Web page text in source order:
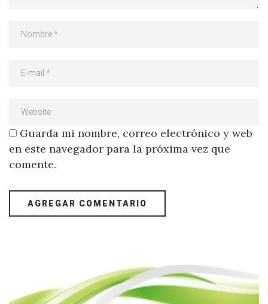
Guarda mi nombre, correo electrónico y web
en este navegador para la próxima vez que
comente.